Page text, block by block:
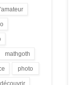
mathgoth
(24)photo
(3)